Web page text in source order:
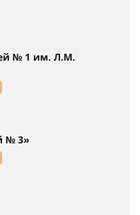
№ 1 им. Л.М.
№ 3»